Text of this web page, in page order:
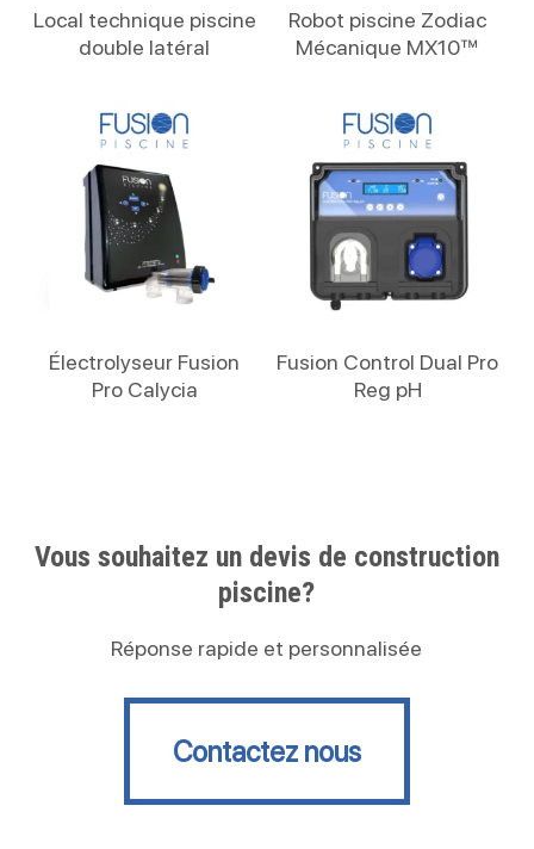
Local technique piscine
double latéral
Robot piscine Zodiac
Mécanique MX10™
Électrolyseur Fusion
Pro Calycia
Fusion Control Dual Pro
Reg pH
Vous souhaitez un devis de construction
piscine?
Réponse rapide et personnalisée
Contactez nous
Contactez nous